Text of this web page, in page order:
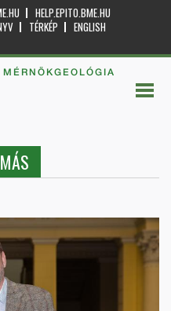
HELP.EPITO.BME.HU
TÉRKÉP
ENGLISH